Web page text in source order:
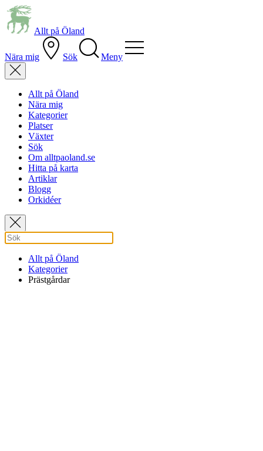
Allt på Öland
Nära mig Sök Meny
Allt på Öland
Nära mig
Kategorier
Platser
Växter
Sök
Om alltpaoland.se
Hitta på karta
Artiklar
Blogg
Orkidéer
Allt på Öland
Kategorier
Prästgårdar